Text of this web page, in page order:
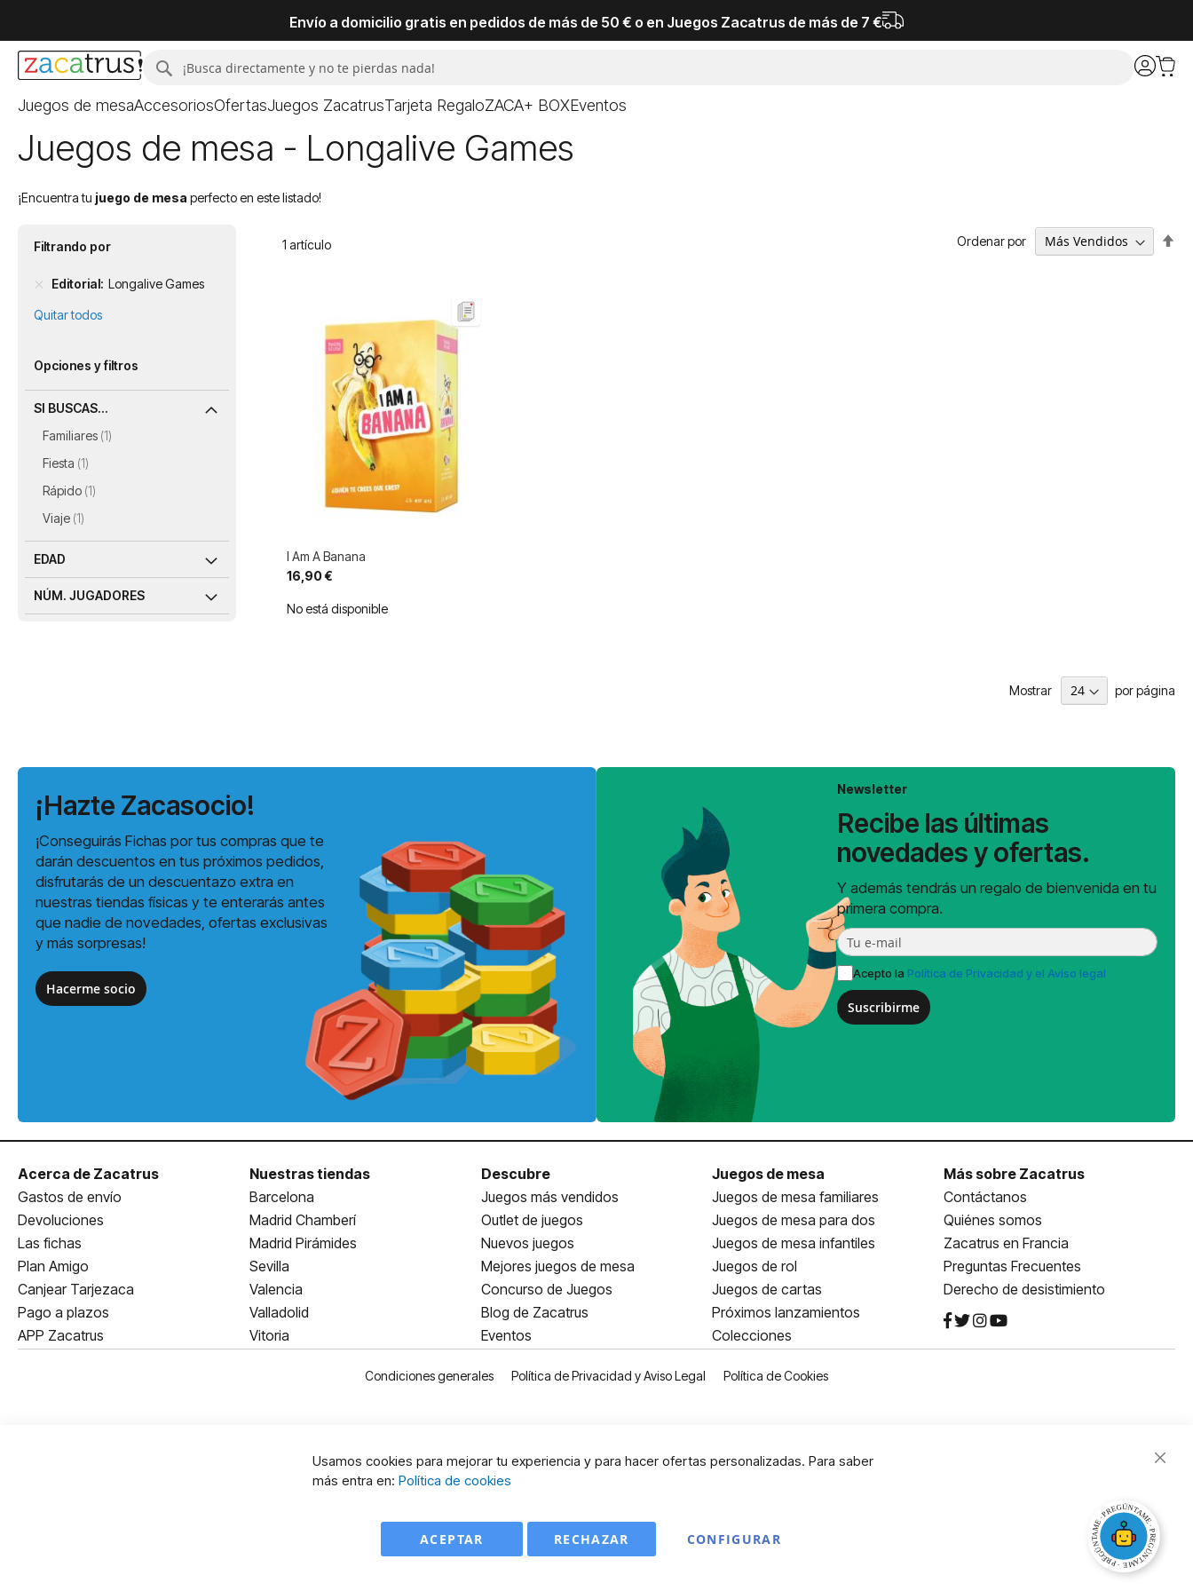
Envío a domicilio gratis en pedidos de más de 50 € o en Juegos Zacatrus de más de 7 €
Buscar
Juegos de mesaAccesoriosOfertasJuegos ZacatrusTarjeta RegaloZACA+ BOXEventos
Juegos de mesa - Longalive Games
¡Encuentra tu juego de mesa perfecto en este listado!
1 artículo Ordenar por
I Am A Banana
16,90 €
No está disponible
Mostrar por página
Filtrando por
Editorial Longalive Games
Quitar todos
Opciones y filtros
SI BUSCAS...
Familiares 1
artículo
Fiesta 1
artículo
Rápido 1
artículo
Viaje 1
artículo
EDAD
NÚM. JUGADORES
¡Hazte Zacasocio!
¡Conseguirás Fichas por tus compras que te
darán descuentos en tus próximos pedidos,
disfrutarás de un descuentazo extra en
nuestras tiendas físicas y te enterarás antes
que nadie de novedades, ofertas exclusivas
y más sorpresas!
Hacerme socio
Newsletter
Recibe las últimas
novedades y ofertas.
Y además tendrás un regalo de bienvenida en tu
primera compra.
Acepto la Política de Privacidad y el Aviso legal
Suscribirme
Acerca de Zacatrus
Gastos de envío
Devoluciones
Las fichas
Plan Amigo
Canjear Tarjezaca
Pago a plazos
APP Zacatrus
Nuestras tiendas
Barcelona
Madrid Chamberí
Madrid Pirámides
Sevilla
Valencia
Valladolid
Vitoria
Descubre
Juegos más vendidos
Outlet de juegos
Nuevos juegos
Mejores juegos de mesa
Concurso de Juegos
Blog de Zacatrus
Eventos
Juegos de mesa
Juegos de mesa familiares
Juegos de mesa para dos
Juegos de mesa infantiles
Juegos de rol
Juegos de cartas
Próximos lanzamientos
Colecciones
Más sobre Zacatrus
Contáctanos
Quiénes somos
Zacatrus en Francia
Preguntas Frecuentes
Derecho de desistimiento
Condiciones generales Política de Privacidad y Aviso Legal Política de Cookies
Usamos cookies para mejorar tu experiencia y para hacer ofertas personalizadas. Para saber
más entra en: Política de cookies
ACEPTAR CONFIGURAR
RECHAZAR